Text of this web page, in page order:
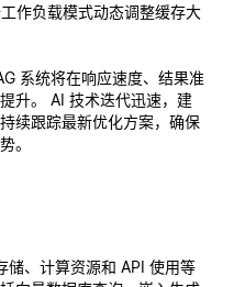
作负载模式动态调整缓存大
系统将在响应速度、结果准
升。 AI 技术迭代迅速，建
续跟踪最新优化方案，确保
。
储、计算资源和 API 使用等